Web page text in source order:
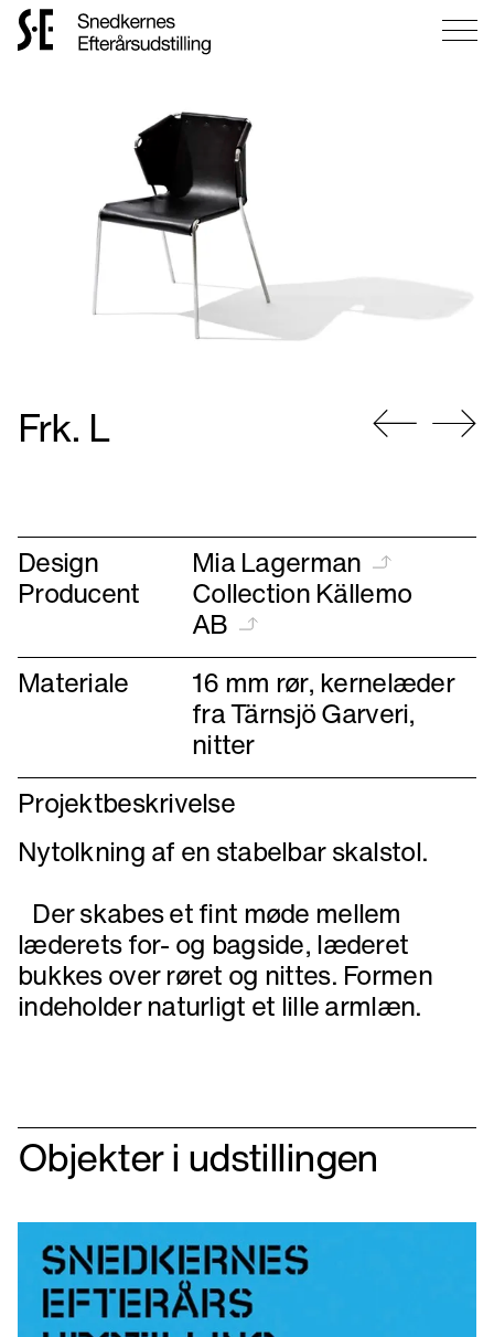
Frk. L
Design Mia Lagerman
Producent Collection Källemo
AB
Materiale
16 mm rør, kernelæder
fra Tärnsjö Garveri,
nitter
Projektbeskrivelse
Nytolkning af en stabelbar skalstol.
Der skabes et fint møde mellem
læderets for- og bagside, læderet
bukkes over røret og nittes. Formen
indeholder naturligt et lille armlæn.
Objekter i udstillingen